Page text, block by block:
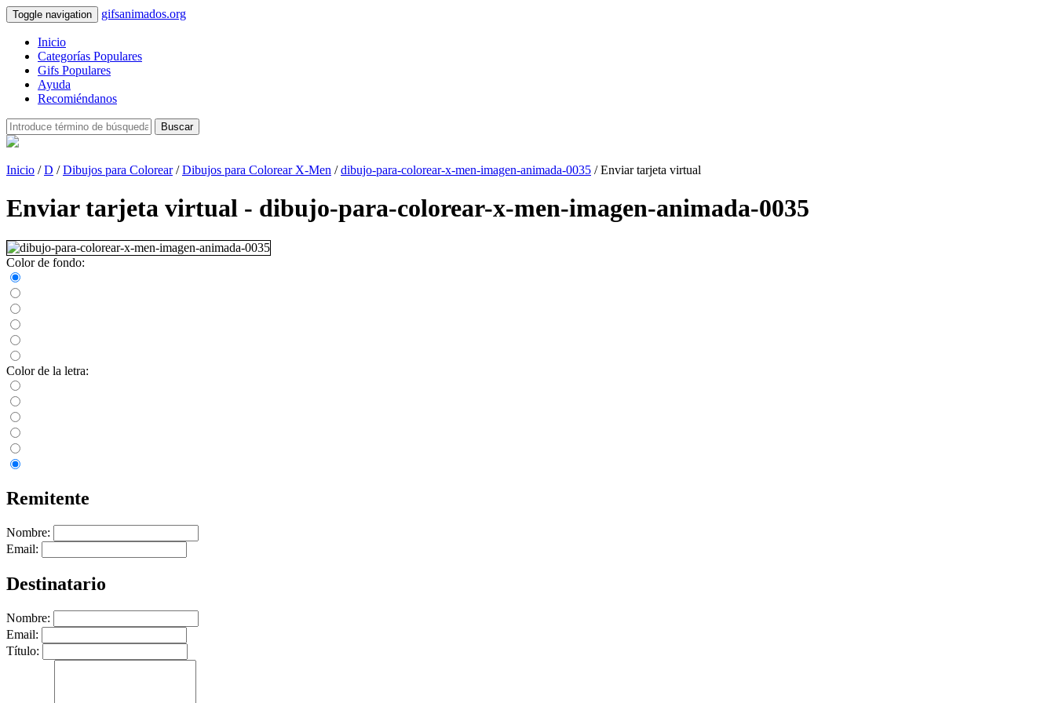
Toggle navigation gifsanimados.org
Inicio
Categorías Populares
Gifs Populares
Ayuda
Recomiéndanos
Buscar
Inicio /D /Dibujos para Colorear/Dibujos para Colorear X-Men /dibujo-para-colorear-x-men-imagen-animada-0035 / Enviar tarjeta virtual
Enviar tarjeta virtual - dibujo-para-colorear-x-men-imagen-animada-0035
Color de fondo:
Color de la letra:
Remitente
Nombre:
Email:
Destinatario
Nombre:
Email:
Título: